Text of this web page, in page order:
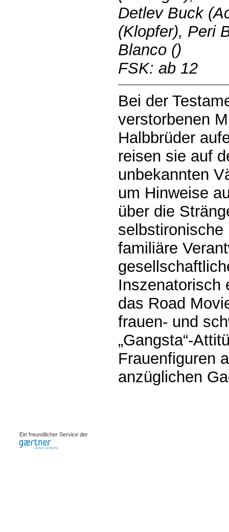
Detlev Buck
(Klopfer), Peri
Blanco ()
FSK: ab 12
Bei der
verstorbenen
Halbbrüder
reisen sie auf
unbekannten
um Hinweise
über die
familiäre
Inszenatorisch
das Road
frauen- und
„Gangsta“-
Frauenfiguren
anzüglichen
Ein freundlicher Service der